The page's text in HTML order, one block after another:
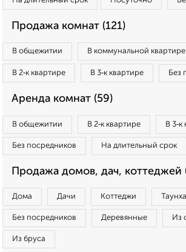
Продажа комнат (121)
В общежитии В коммунальной квартире
В 2‑к квартире В 3‑к квартире Без
Аренда комнат (59)
В общежитии В 2‑к квартире В
Без посредников На длительный срок
Продажа домов, дач, коттеджей
Дома Дачи Коттеджи
Без посредников Деревянные Из
Из бруса